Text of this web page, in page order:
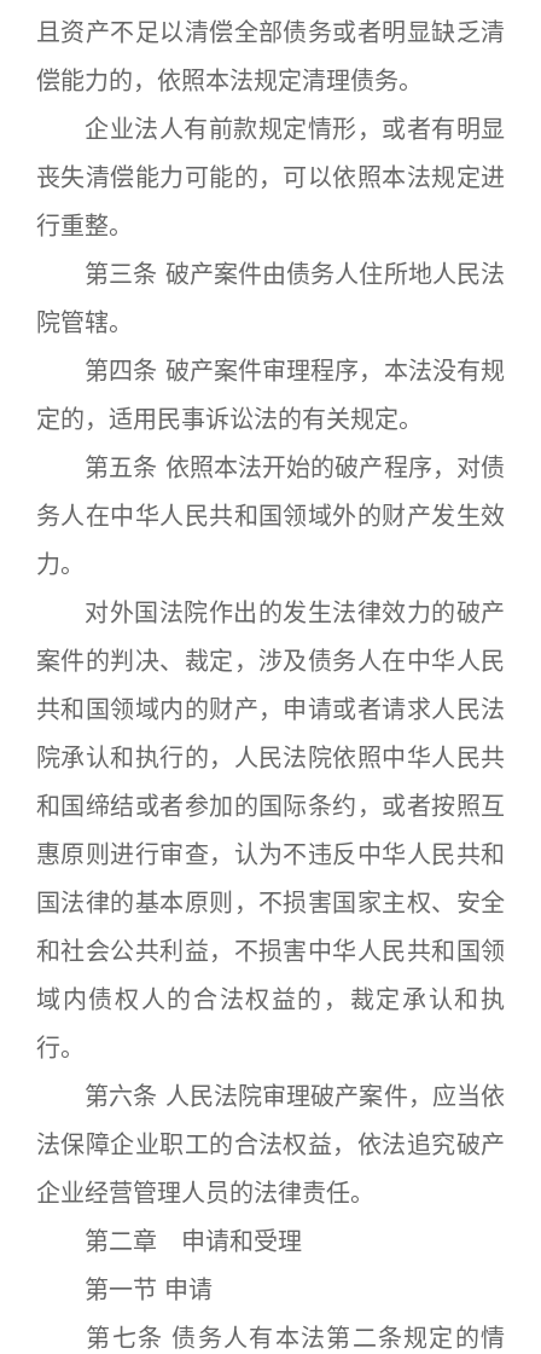
且资产不足以清偿全部债务或者明显缺乏清
偿能力的，依照本法规定清理债务。
企业法人有前款规定情形，或者有明显
丧失清偿能力可能的，可以依照本法规定进
行重整。
第三条 破产案件由债务人住所地人民法
院管辖。
第四条 破产案件审理程序，本法没有规
定的，适用民事诉讼法的有关规定。
第五条 依照本法开始的破产程序，对债
务人在中华人民共和国领域外的财产发生效
力。
对外国法院作出的发生法律效力的破产
案件的判决、裁定，涉及债务人在中华人民
共和国领域内的财产，申请或者请求人民法
院承认和执行的，人民法院依照中华人民共
和国缔结或者参加的国际条约，或者按照互
惠原则进行审查，认为不违反中华人民共和
国法律的基本原则，不损害国家主权、安全
和社会公共利益，不损害中华人民共和国领
域内债权人的合法权益的，裁定承认和执
行。
第六条 人民法院审理破产案件，应当依
法保障企业职工的合法权益，依法追究破产
企业经营管理人员的法律责任。
第二章 申请和受理
第一节 申请
第七条 债务人有本法第二条规定的情